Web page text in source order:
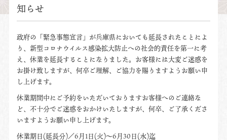
知らせ
政府の「緊急事態宣言」が兵庫県においても延長されたことによ
り、新型コロナウイルス感染拡大防止への社会的責任を第一に考
え、休業を延長することになりました。お客様には大変ご迷惑を
お掛け致しますが、何卒ご理解、ご協力を賜りますようお願い申
し上げます。
休業期間中にご予約をいただいておりますお客様へのご連絡な
ど、不十分でご迷惑をおかけいたしますが、何卒、ご了承くださ
いますようお願い申し上げます。
休業期日(延長分)／6月1日(火)～6月30日(水)迄